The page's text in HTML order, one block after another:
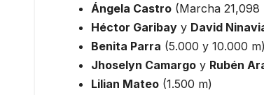
Ángela Castro (Marcha 21,098
Héctor Garibay y David
Benita Parra (5.000 y 10.000 m)
Jhoselyn Camargo y Rubén
Lilian Mateo (1.500 m)